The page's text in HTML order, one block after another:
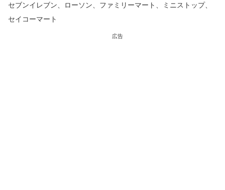
セブンイレブン、ローソン、ファミリーマート、ミニストップ、
セイコーマート
広告